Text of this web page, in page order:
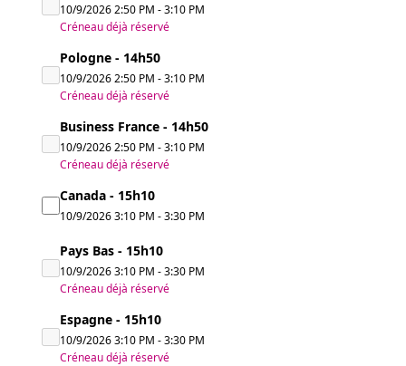
10/9/20262:50 PM -3:10 PM
Créneau déjà réservé
Pologne - 14h50
10/9/20262:50 PM -3:10 PM
Créneau déjà réservé
Business France - 14h50
10/9/20262:50 PM -3:10 PM
Créneau déjà réservé
Canada - 15h10
10/9/20263:10 PM -3:30 PM
Pays Bas - 15h10
10/9/20263:10 PM -3:30 PM
Créneau déjà réservé
Espagne - 15h10
10/9/20263:10 PM -3:30 PM
Créneau déjà réservé